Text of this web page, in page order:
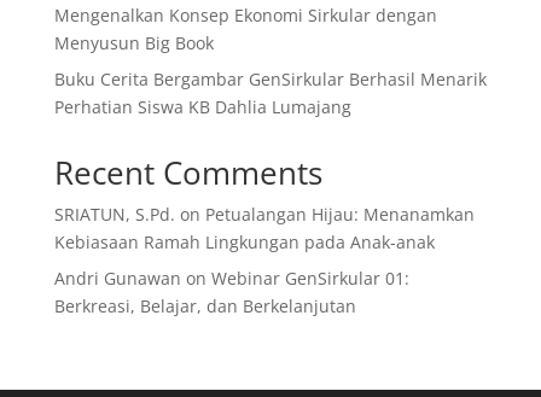
Mengenalkan Konsep Ekonomi Sirkular dengan
Menyusun Big Book
Buku Cerita Bergambar GenSirkular Berhasil Menarik
Perhatian Siswa KB Dahlia Lumajang
Recent Comments
SRIATUN, S.Pd. on Petualangan Hijau: Menanamkan
Kebiasaan Ramah Lingkungan pada Anak-anak
Andri Gunawan on Webinar GenSirkular 01:
Berkreasi, Belajar, dan Berkelanjutan